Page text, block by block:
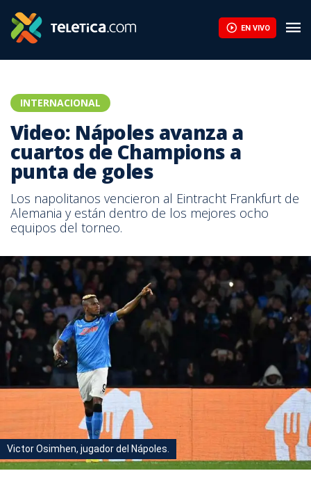
EN VIVO
INTERNACIONAL
Video: Nápoles avanza a
cuartos de Champions a
punta de goles
Los napolitanos vencieron al Eintracht Frankfurt de
Alemania y están dentro de los mejores ocho
equipos del torneo.
Victor Osimhen, jugador del Nápoles.